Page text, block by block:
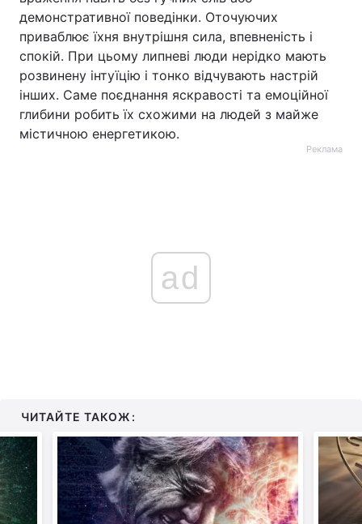
демонстративної поведінки. Оточуючих
приваблює їхня внутрішня сила, впевненість і
спокій. При цьому липневі люди нерідко мають
розвинену інтуїцію і тонко відчувають настрій
інших. Саме поєднання яскравості та емоційної
глибини робить їх схожими на людей з майже
містичною енергетикою.
Реклама
ad
ЧИТАЙТЕ ТАКОЖ: